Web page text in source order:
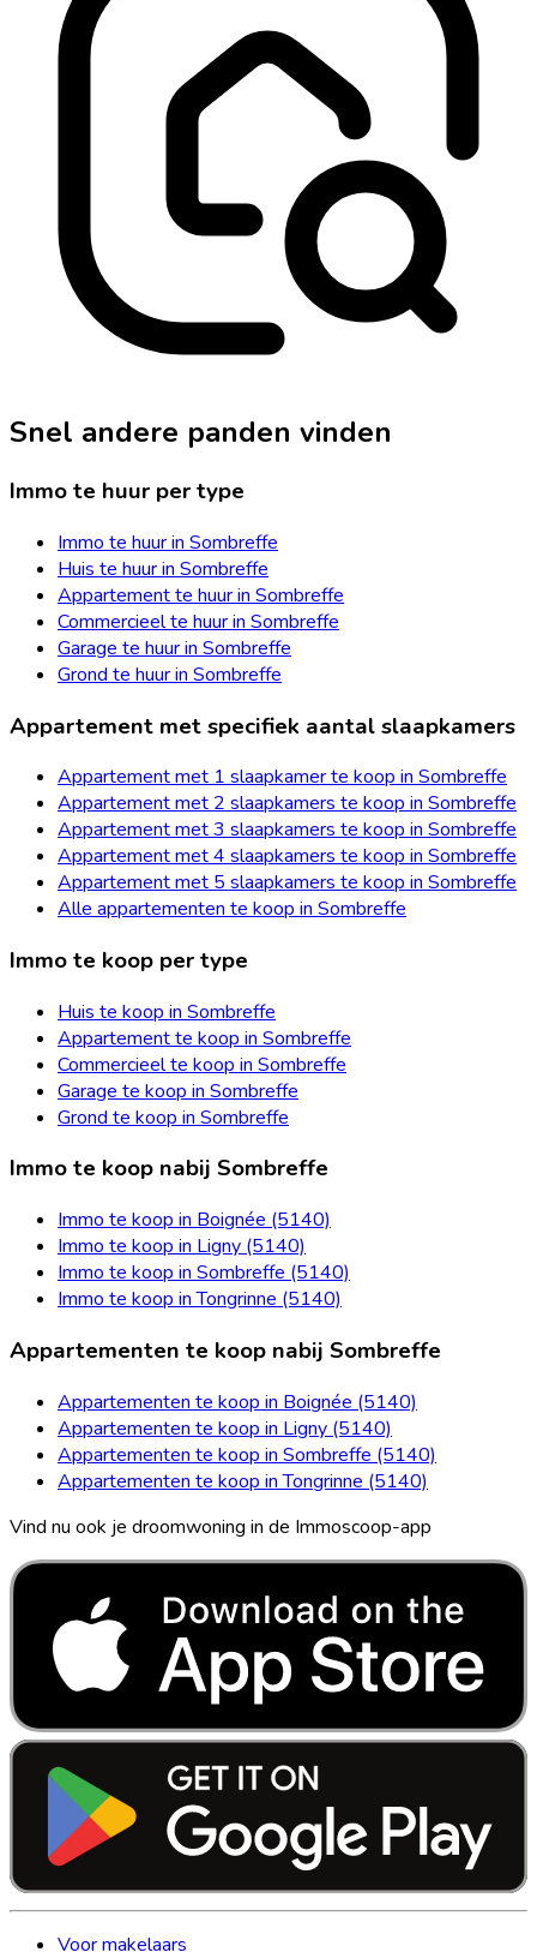
Snel andere panden vinden
Immo te huur per type
Immo te huur in Sombreffe
Huis te huur in Sombreffe
Appartement te huur in Sombreffe
Commercieel te huur in Sombreffe
Garage te huur in Sombreffe
Grond te huur in Sombreffe
Appartement met specifiek aantal slaapkamers
Appartement met 1 slaapkamer te koop in Sombreffe
Appartement met 2 slaapkamers te koop in Sombreffe
Appartement met 3 slaapkamers te koop in Sombreffe
Appartement met 4 slaapkamers te koop in Sombreffe
Appartement met 5 slaapkamers te koop in Sombreffe
Alle appartementen te koop in Sombreffe
Immo te koop per type
Huis te koop in Sombreffe
Appartement te koop in Sombreffe
Commercieel te koop in Sombreffe
Garage te koop in Sombreffe
Grond te koop in Sombreffe
Immo te koop nabij Sombreffe
Immo te koop in Boignée (5140)
Immo te koop in Ligny (5140)
Immo te koop in Sombreffe (5140)
Immo te koop in Tongrinne (5140)
Appartementen te koop nabij Sombreffe
Appartementen te koop in Boignée (5140)
Appartementen te koop in Ligny (5140)
Appartementen te koop in Sombreffe (5140)
Appartementen te koop in Tongrinne (5140)
Vind nu ook je droomwoning in de Immoscoop-app
Voor makelaars